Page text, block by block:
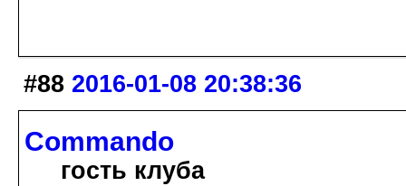
#88 2016-01-08 20:38:36
Commando
гость клуба